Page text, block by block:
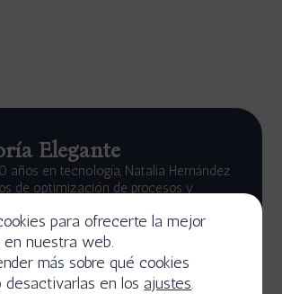
Elegante
años en tecnología, Natalia Hernández
de optimización de procesos y
más
para ofrecerte la mejor
nuestra web.
más sobre qué cookies
desactivarlas en losajustes.